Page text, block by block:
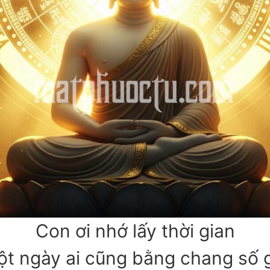
Con ơi nhớ lấy thời gian
ngày ai cũng bằng chang số